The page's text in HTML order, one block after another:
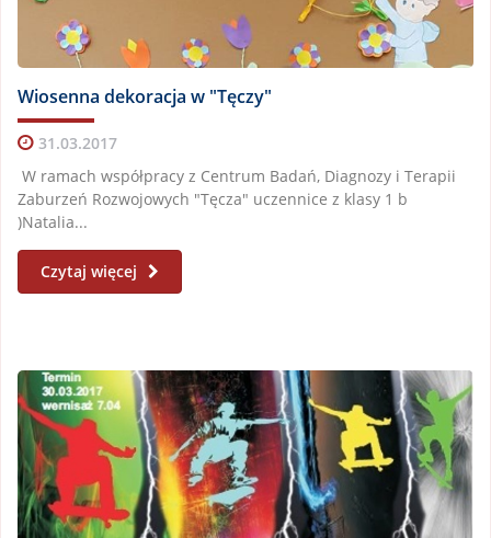
Wiosenna dekoracja w "Tęczy"
31.03.2017
W ramach współpracy z Centrum Badań, Diagnozy i Terapii
Zaburzeń Rozwojowych "Tęcza" uczennice z klasy 1 b
)Natalia...
Czytaj więcej